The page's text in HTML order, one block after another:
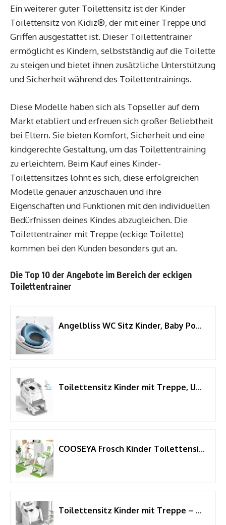
Ein weiterer guter Toilettensitz ist der Kinder
Toilettensitz von Kidiz®, der mit einer Treppe und
Griffen ausgestattet ist. Dieser Toilettentrainer
ermöglicht es Kindern, selbstständig auf die Toilette
zu steigen und bietet ihnen zusätzliche Unterstützung
und Sicherheit während des Toilettentrainings.
Diese Modelle haben sich als Topseller auf dem
Markt etabliert und erfreuen sich großer Beliebtheit
bei Eltern. Sie bieten Komfort, Sicherheit und eine
kindgerechte Gestaltung, um das Toilettentraining
zu erleichtern. Beim Kauf eines Kinder-
Toilettensitzes lohnt es sich, diese erfolgreichen
Modelle genauer anzuschauen und ihre
Eigenschaften und Funktionen mit den individuellen
Bedürfnissen deines Kindes abzugleichen. Die
Toilettentrainer mit Treppe (eckige Toilette)
kommen bei den Kunden besonders gut an.
Die Top 10 der Angebote im Bereich der eckigen
Toilettentrainer
Angelbliss WC Sitz Kinder, Baby Potty Training Toilettentrainer, Kinder Toilettensitz für Jungen und Mädchen, Doppeltem Anti-Rutsch Polster Kloaufsatz, mit Griff und Spritzschutz
Toilettensitz Kinder mit Treppe, Upgraded WC Aufsatz für Kinder für Jungen und Mädchen, 2-in-1 Toilettentrainer mit Treppe, Höhenverstellbar Bequemer Sicherer Toilettensitze
COOSEYA Frosch Kinder Toilettensitz, 2 in 1 Toilettentrainer mit Treppe
Toilettensitz Kinder mit Treppe – 8-fach Höhenverstellbar & Extra Breites Trittbrett – Rutschfester Toilettentrainer mit Weichem Sitz & Spritzschutz – Faltbarer Kinder WC Sitz, Frosch-Design